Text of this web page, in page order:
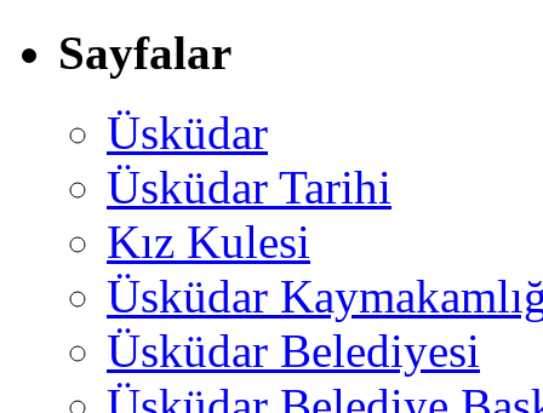
Sayfalar
Üsküdar
Üsküdar Tarihi
Kız Kulesi
Üsküdar
Üsküdar Belediyesi